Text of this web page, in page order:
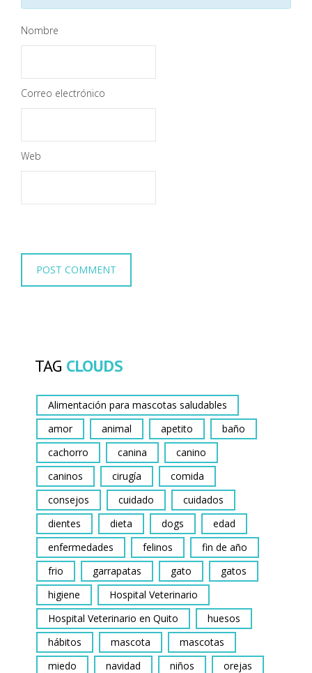
Nombre
Correo electrónico
Web
TAG CLOUDS
Alimentación para mascotas saludables
amor
animal apetito
baño
cachorro
canina
canino
caninos
cirugía
comida
consejos
cuidado
cuidados
dientes
dieta dogs
edad
enfermedades
felinos
fin de año
frio
garrapatas gato
gatos
higiene
Hospital Veterinario
Hospital Veterinario en Quito
huesos
hábitos
mascota
mascotas
miedo
navidad niños
orejas